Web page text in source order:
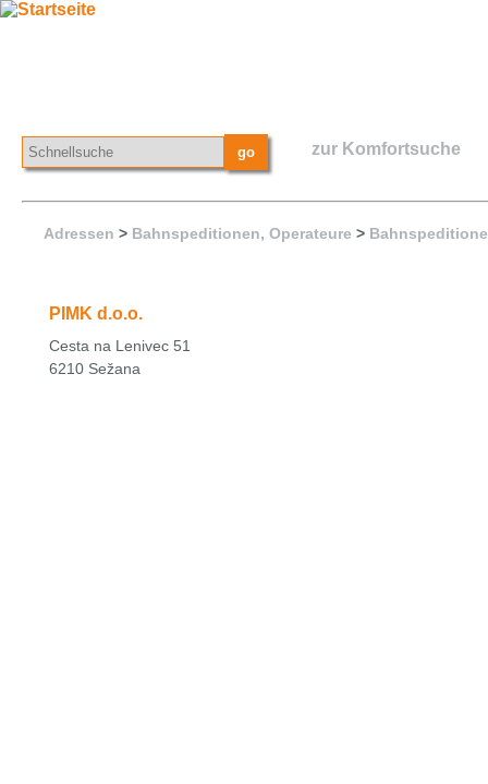
zur Komfortsuche
Adressen > Bahnspeditionen, Operateure >
PIMK d.o.o.
Cesta na Lenivec 51
6210 Sežana